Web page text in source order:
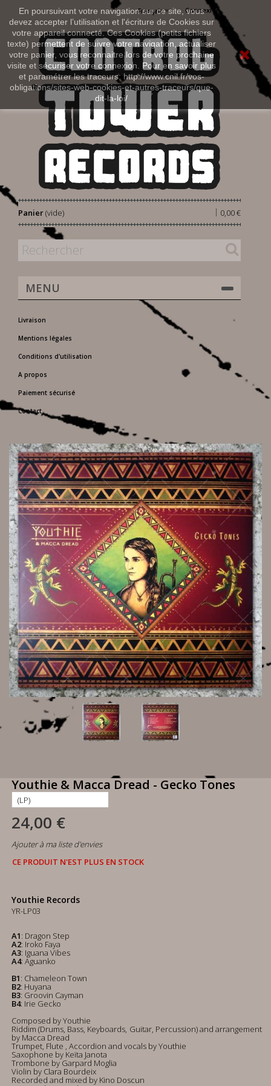
En poursuivant votre navigation sur ce site, vous
devez accepter l’utilisation et l'écriture de Cookies sur
votre appareil connecté. Ces Cookies (petits fichiers
texte) permettent de suivre votre navigation, actualiser
votre panier, vous reconnaitre lors de votre prochaine
visite et sécuriser votre connexion. Pour en savoir plus
et paramétrer les traceurs: http://www.cnil.fr/vos-
obligations/sites-web-cookies-et-autres-traceurs/que-
dit-la-loi/
Connexion
Français
Panier 0,00 €
|
(vide)
MENU
Livraison
Mentions légales
Conditions d'utilisation
A propos
Paiement sécurisé
Contact
Youthie & Macca Dread - Gecko Tones
24,00 €
Ajouter à ma liste d'envies
CE PRODUIT N'EST PLUS EN STOCK
Youthie Records
YR-LP03
A1: Dragon Step
A2: Iroko Faya
A3: Iguana Vibes
A4: Aguanko
B1: Chameleon Town
B2: Huyana
B3: Groovin Cayman
B4: Irie Gecko
Composed by Youthie
Riddim (Drums, Bass, Keyboards, Guitar, Percussion) and arrangement
by Macca Dread
Trumpet, Flute , Accordion and vocals by Youthie
Saxophone by Keïta Janota
Trombone by Garpard Moglia
Violin by Clara Bourdeix
Recorded and mixed by Kino Doscun